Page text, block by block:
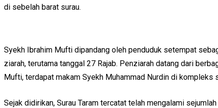
di sebelah barat surau.
Syekh Ibrahim Mufti dipandang oleh penduduk setempat
ziarah, terutama tanggal 27 Rajab. Penziarah datang dari
Mufti, terdapat makam Syekh Muhammad Nurdin di kompleks
Sejak didirikan, Surau Taram tercatat telah mengalami